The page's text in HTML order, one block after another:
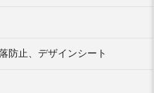
防止、デザインシート